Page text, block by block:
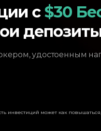
с$30
удостоенным
инвестиций может как